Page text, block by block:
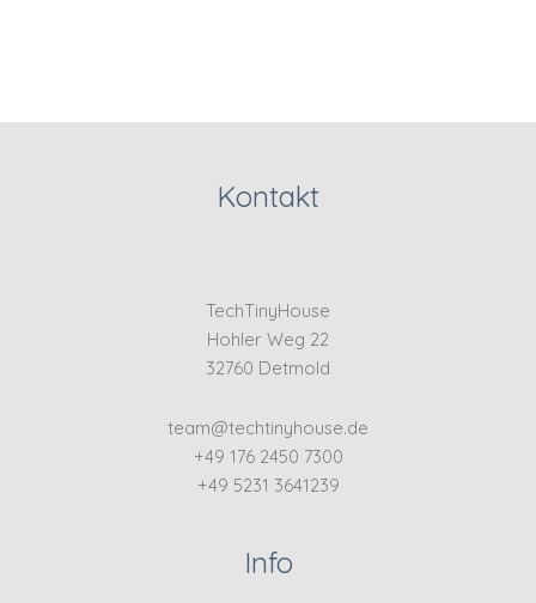
Kontakt
TechTinyHouse
Hohler Weg 22
32760 Detmold
team@techtinyhouse.de
+49 176 2450 7300
+49 5231 3641239
Info